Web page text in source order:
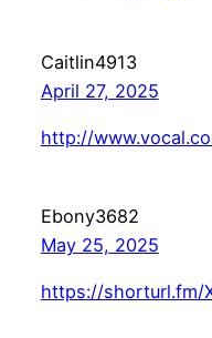
Caitlin4913
April 27, 2025
http://
Ebony3682
May 25, 2025
https://shorturl.fm/